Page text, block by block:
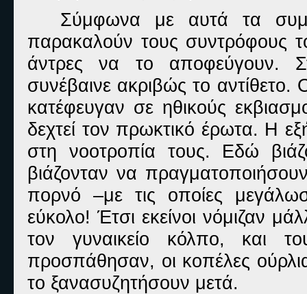
Σύμφωνα με αυτά τα
παρακαλούν τους συντρόφους
άντρες να το αποφεύγουν.
συνέβαινε ακριβώς το
κατέφευγαν σε ηθικούς
δεχτεί τον πρωκτικό έρωτα. Η
στη νοοτροπία τους. Εδώ
βιάζονταν να
πορνό –με τις οποίες
εύκολο! Έτσι εκείνοι νόμιζαν
τον γυναικείο κόλπο, και
προσπάθησαν, οι κοπέλες
το ξανασυζητήσουν μετά.